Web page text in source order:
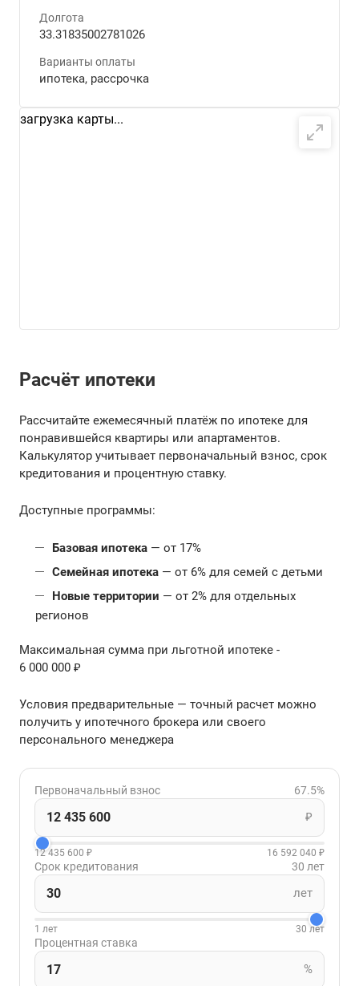
Долгота
33.31835002781026
Варианты оплаты
ипотека, рассрочка
загрузка карты...
Расчёт ипотеки
Рассчитайте ежемесячный платёж по ипотеке для
понравившейся квартиры или апартаментов.
Калькулятор учитывает первоначальный взнос, срок
кредитования и процентную ставку.
Доступные программы:
Базовая ипотека — от 17%
Семейная ипотека — от 6% для семей с детьми
Новые территории — от 2% для отдельных
регионов
Максимальная сумма при льготной ипотеке -
6 000 000 ₽
Условия предварительные — точный расчет можно
получить у ипотечного брокера или своего
персонального менеджера
Первоначальный взнос 67.5%
₽
12 435 600 ₽ 16 592 040 ₽
Срок кредитования 30 лет
лет
1 лет 30 лет
Процентная ставка
%